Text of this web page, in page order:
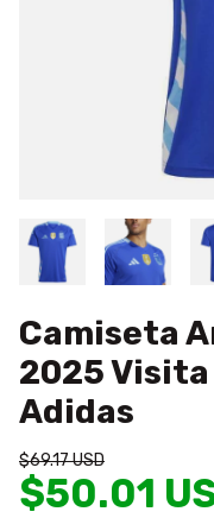
Camiseta
2025
Adidas
$69.17 USD
$50.01